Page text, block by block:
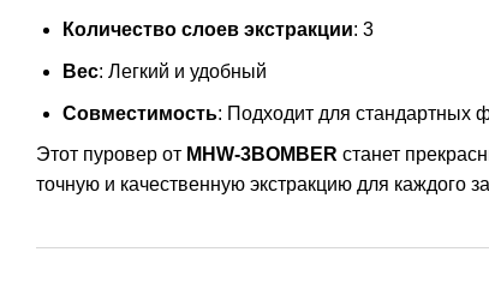
Количество слоев экстракции: 3
Вес: Легкий и удобный
Совместимость: Подходит для стандартных
Этот пуровер от MHW-3BOMBER станет
точную и качественную экстракцию для каждого